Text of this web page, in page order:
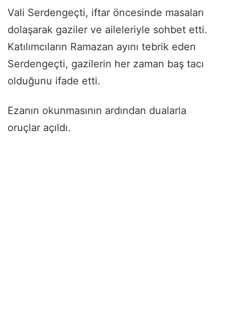
Vali Serdengeçti, iftar öncesinde masaları
dolaşarak gaziler ve aileleriyle sohbet etti.
Katılımcıların Ramazan ayını tebrik eden
Serdengeçti, gazilerin her zaman baş tacı
olduğunu ifade etti.
Ezanın okunmasının ardından dualarla
oruçlar açıldı.